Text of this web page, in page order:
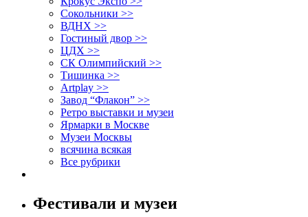
Сокольники >>
ВДНХ >>
Гостиный двор >>
ЦДХ >>
СК Олимпийский >>
Тишинка >>
Artplay >>
Завод “Флакон” >>
Ретро выставки и музеи
Ярмарки в Москве
Музеи Москвы
всячина всякая
Все рубрики
Фестивали и музеи